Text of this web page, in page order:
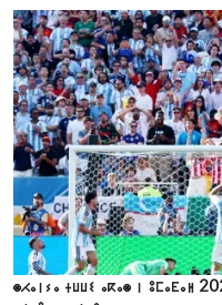
ⵙⵃⴰⵏⵢⴰ ⵜⵡⵡⵉ ⴰⴽⴰⵙ ⵏ ⵓⵎⴰⴹⴰⵍ